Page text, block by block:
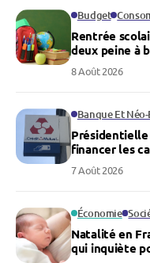
Budget
Rentrée
deux peine à
8 Août 2026
Banque Et
financer les
7 Août 2026
Économie
Natalité en
qui inquiète